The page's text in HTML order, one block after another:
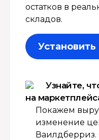
остатков в
складов.
Узнайте,
на
Покажем
изменение